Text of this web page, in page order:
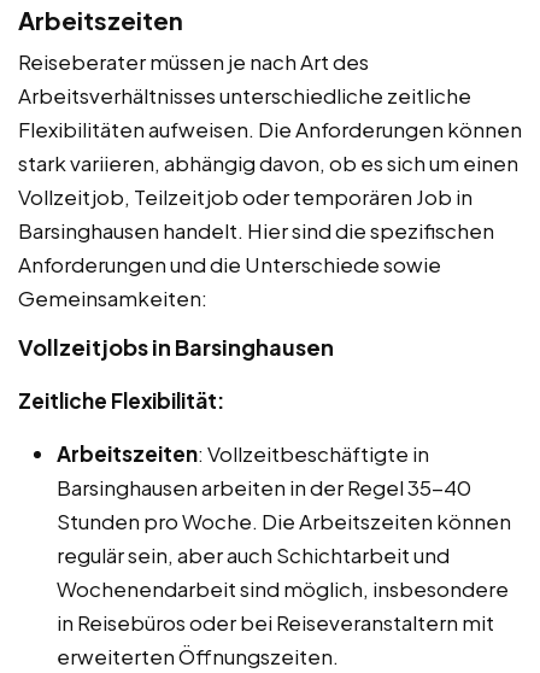
Arbeitszeiten
Reiseberater müssen je nach Art des
Arbeitsverhältnisses unterschiedliche zeitliche
Flexibilitäten aufweisen. Die Anforderungen können
stark variieren, abhängig davon, ob es sich um einen
Vollzeitjob, Teilzeitjob oder temporären Job in
Barsinghausen handelt. Hier sind die spezifischen
Anforderungen und die Unterschiede sowie
Gemeinsamkeiten:
Vollzeitjobs in Barsinghausen
Zeitliche Flexibilität:
Arbeitszeiten: Vollzeitbeschäftigte in
Barsinghausen arbeiten in der Regel 35-40
Stunden pro Woche. Die Arbeitszeiten können
regulär sein, aber auch Schichtarbeit und
Wochenendarbeit sind möglich, insbesondere
in Reisebüros oder bei Reiseveranstaltern mit
erweiterten Öffnungszeiten.